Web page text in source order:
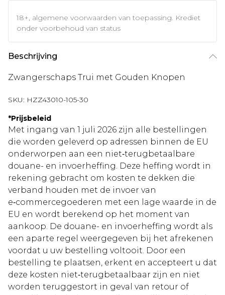
18+, algemene voorwaarden van toepassing. Krediet
onder voorbehoud van status
Beschrijving
Zwangerschaps Trui met Gouden Knopen
SKU: HZZ43010-105-30
*Prijsbeleid
Met ingang van 1 juli 2026 zijn alle bestellingen
die worden geleverd op adressen binnen de EU
onderworpen aan een niet‑terugbetaalbare
douane- en invoerheffing. Deze heffing wordt in
rekening gebracht om kosten te dekken die
verband houden met de invoer van
e‑commercegoederen met een lage waarde in de
EU en wordt berekend op het moment van
aankoop. De douane- en invoerheffing wordt als
een aparte regel weergegeven bij het afrekenen
voordat u uw bestelling voltooit. Door een
bestelling te plaatsen, erkent en accepteert u dat
deze kosten niet‑terugbetaalbaar zijn en niet
worden teruggestort in geval van retour of